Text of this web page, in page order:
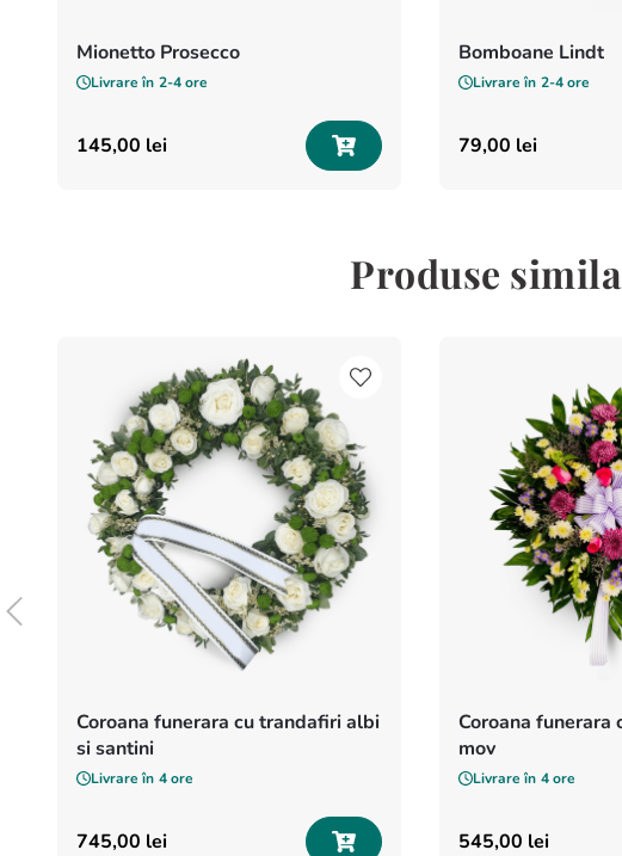
Mionetto Prosecco
Livrare în 2-4 ore
145,00 lei
Bomboane Lindt
Livrare în 2-4 ore
79,00 lei
Produse
Coroana funerara cu trandafiri albi
si santini
Livrare în 4 ore
745,00 lei
Coroana funerara
mov
Livrare în 4 ore
545,00 lei